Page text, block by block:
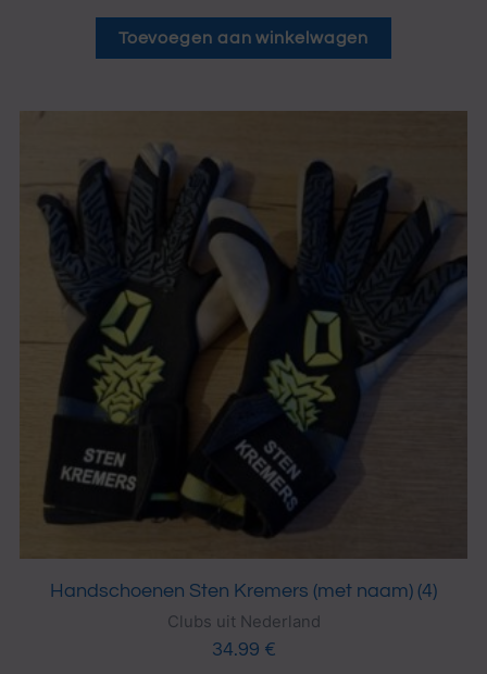
Toevoegen aan winkelwagen
Handschoenen Sten Kremers (met naam) (4)
Clubs uit Nederland
34.99 €